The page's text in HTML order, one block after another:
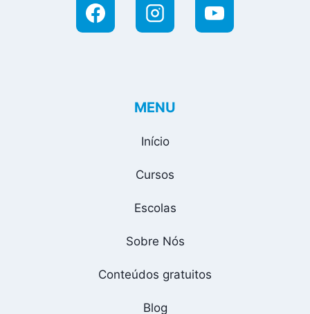
MENU
Início
Cursos
Escolas
Sobre Nós
Conteúdos gratuitos
Blog